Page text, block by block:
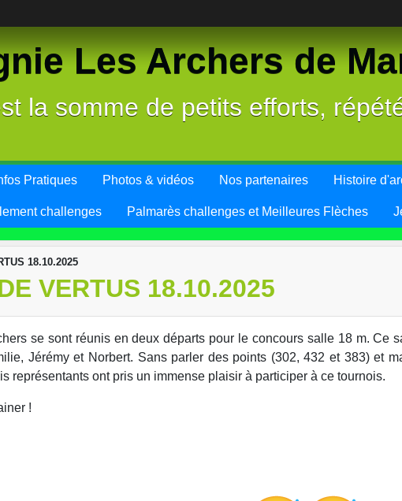
Les Archers de
la somme de petits efforts,
Pratiques Photos & vidéos Nos partenaires Histoire
challenges Palmarès challenges et Meilleures Flèches
18.10.2025
VERTUS 18.10.2025
se sont réunis en deux départs pour le concours salle 18 m. Ce
Jérémy et Norbert. Sans parler des points (302, 432 et 383) et
représentants ont pris un immense plaisir à participer à ce tournois.
!